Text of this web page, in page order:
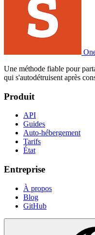
Une méthode fiable pour
qui s'autodétruisent après
Produit
API
Guides
Auto-hébergement
Tarifs
État
Entreprise
À propos
Blog
GitHub